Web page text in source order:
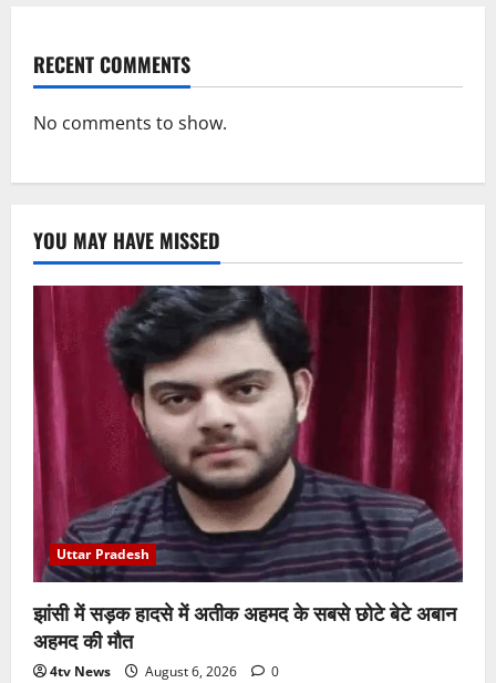
RECENT COMMENTS
No comments to show.
YOU MAY HAVE MISSED
Uttar Pradesh
झांसी में सड़क हादसे में अतीक अहमद के सबसे छोटे बेटे अबान
अहमद की मौत
4tv News August 6, 2026 0